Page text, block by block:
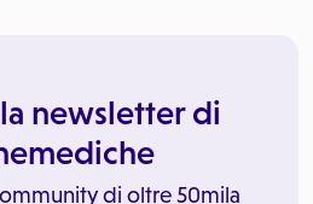
newsletter di
di oltre 50mila